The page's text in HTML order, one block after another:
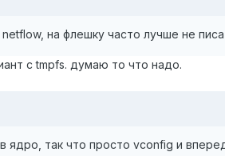
на флешку часто лучше не
с tmpfs. думаю то что надо.
ядро, так что просто vconfig и